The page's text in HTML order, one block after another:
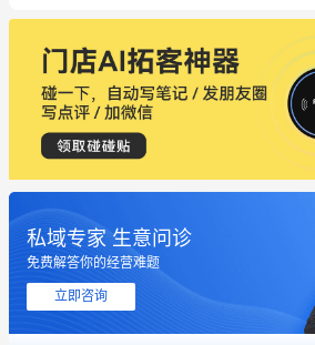
私域专家 生意问诊
免费解答你的经营难题
立即咨询
这个营销策划案例推荐大家看
用有赞就能在微信、小红书同